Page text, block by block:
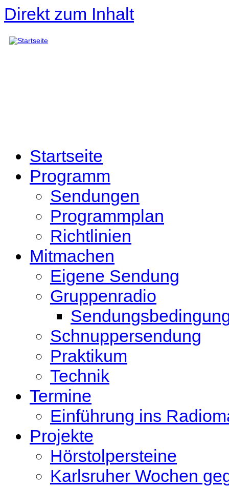
Direkt zum Inhalt
Startseite
Programm
Sendungen
Programmplan
Richtlinien
Mitmachen
Eigene Sendung
Gruppenradio
Schnuppersendung
Praktikum
Technik
Termine
Einführung ins
Projekte
Hörstolpersteine
Karlsruher Wochen